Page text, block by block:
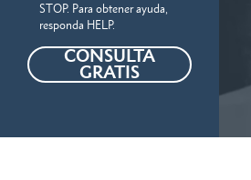
STOP. Para obtener ayuda,
responda HELP.
CONSULTA
GRATIS